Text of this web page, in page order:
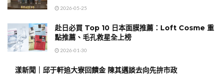
2026-05-25
赴日必買 Top 10 日本面膜推薦：Loft Cosme 重
點推薦、毛孔救星全上榜
2026-01-30
漾新聞｜邱于軒追大寮回饋金 陳其邁談去向先拚市政